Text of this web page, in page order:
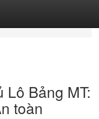
Lô Bảng MT:
toàn